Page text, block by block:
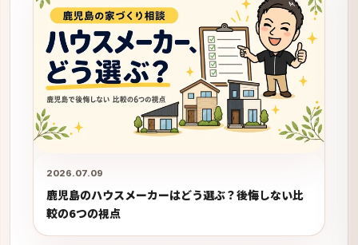
2026.07.09
鹿児島のハウスメーカーはどう選ぶ？後悔しない比
較の6つの視点